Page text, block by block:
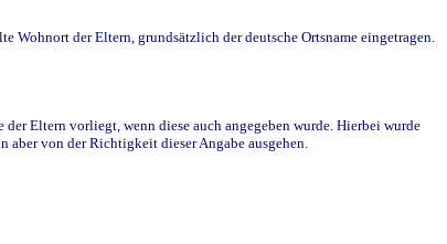
Wohnort der Eltern, grundsätzlich der deutsche Ortsname eingetragen.
Eltern vorliegt, wenn diese auch angegeben wurde. Hierbei wurde
von der Richtigkeit dieser Angabe ausgehen.